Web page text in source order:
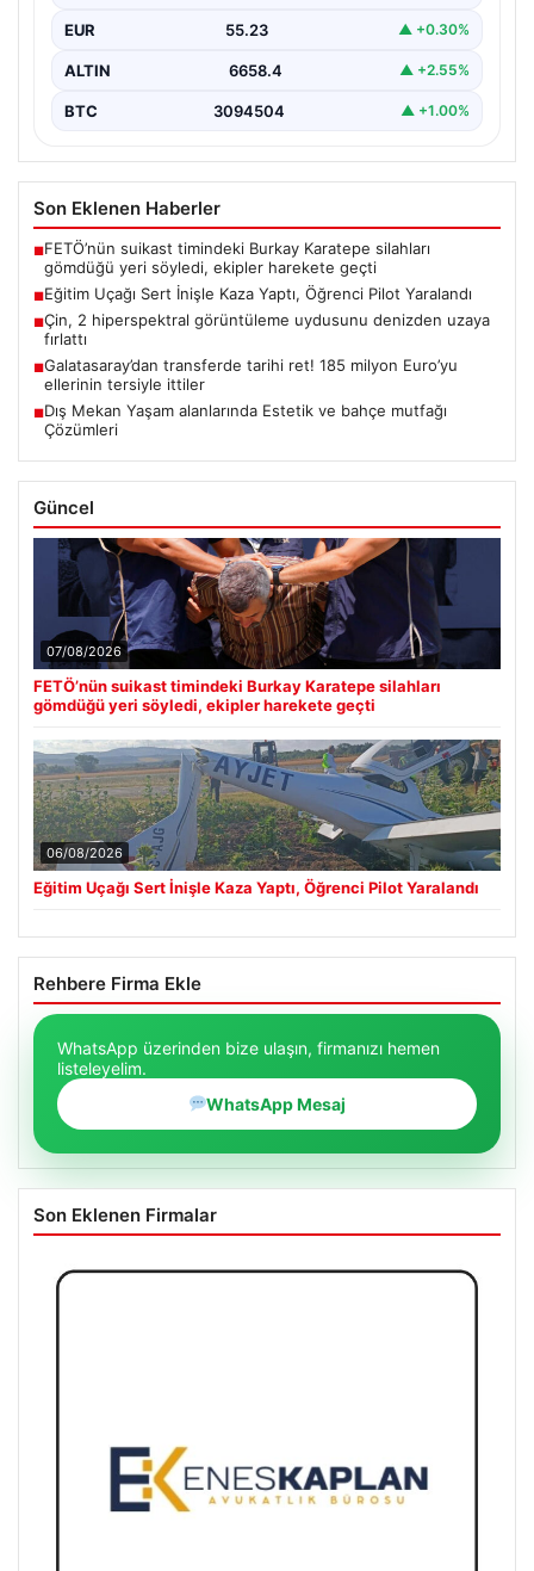
EUR 55.23 ▲ +0.30%
ALTIN 6658.4 ▲ +2.55%
BTC 3094504 ▲ +1.00%
Son Eklenen Haberler
■FETÖ’nün suikast timindeki Burkay Karatepe silahları
gömdüğü yeri söyledi, ekipler harekete geçti
■Eğitim Uçağı Sert İnişle Kaza Yaptı, Öğrenci Pilot Yaralandı
■Çin, 2 hiperspektral görüntüleme uydusunu denizden uzaya
fırlattı
■Galatasaray’dan transferde tarihi ret! 185 milyon Euro’yu
ellerinin tersiyle ittiler
■Dış Mekan Yaşam alanlarında Estetik ve bahçe mutfağı
Çözümleri
Güncel
07/08/2026
FETÖ’nün suikast timindeki Burkay Karatepe silahları
gömdüğü yeri söyledi, ekipler harekete geçti
06/08/2026
Eğitim Uçağı Sert İnişle Kaza Yaptı, Öğrenci Pilot Yaralandı
Rehbere Firma Ekle
WhatsApp üzerinden bize ulaşın, firmanızı hemen
listeleyelim.
WhatsApp Mesaj
Son Eklenen Firmalar